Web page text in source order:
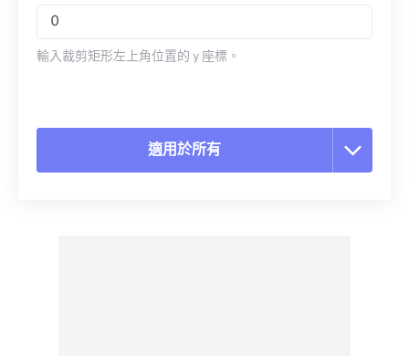
輸入裁剪矩形左上角位置的 y 座標。
適用於所有